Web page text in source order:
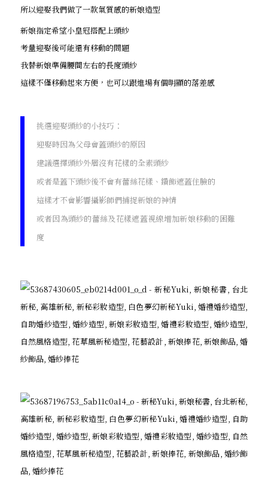
所以迎娶我們做了一款氣質感的新娘造型
新娘指定希望小皇冠搭配上頭紗
考量迎娶後可能還有移動的問題
我替新娘準備腰間左右的長度頭紗
這樣不僅移動起來方便，也可以跟進場有個明顯的落差感
挑選迎娶頭紗的小技巧：
迎娶時因為父母會蓋頭紗的原因
建議選擇頭紗外層沒有花樣的全素頭紗
或者是蓋下頭紗後不會有蕾絲花樣、鑽飾遮蓋住臉的
這樣才不會影響攝影師們捕捉新娘的神情
或者因為頭紗的蕾絲及花樣遮蓋視線增加新娘移動的困難
度